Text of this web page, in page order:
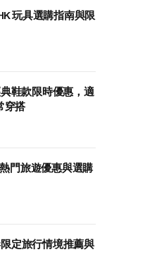
玩具選購指南與限
鞋款限時優惠，適
穿搭
門旅遊優惠與選購
定旅行情境推薦與